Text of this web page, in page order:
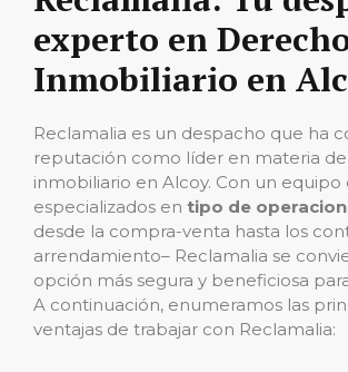
experto en
Inmobiliario en
Reclamalia es un despacho que ha
reputación como líder en materia
inmobiliario en Alcoy. Con un
especializados en tipo de
desde la compra-venta hasta los
arrendamiento– Reclamalia se
opción más segura y beneficiosa
A continuación, enumeramos las
ventajas de trabajar con Reclamalia: